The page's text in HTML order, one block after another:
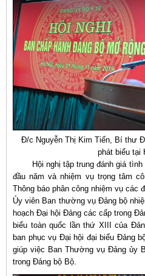
Đ/c Nguyễn Thị Kim Tiến, Bí thư
phát biểu tại
Hội nghị tập trung đánh giá
đầu năm và nhiệm vụ trọng tâm
Thông báo phân công nhiệm vụ các
Ủy viên Ban thường vụ Đảng bộ
hoạch Đại hội Đảng các cấp trong
biểu toàn quốc lần thứ XIII của
ban phục vụ Đại hội đại biểu Đảng
giúp việc Ban Thường vụ Đảng ủy
trong Đảng bộ Bộ.